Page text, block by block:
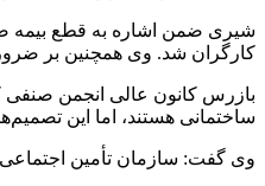
شیری ضمن اشاره به قطع بیمه
کارگران شد. وی همچنین بر
بازرس کانون عالی انجمن صنفی
ساختمانی هستند، اما این
وی گفت: سازمان تأمین